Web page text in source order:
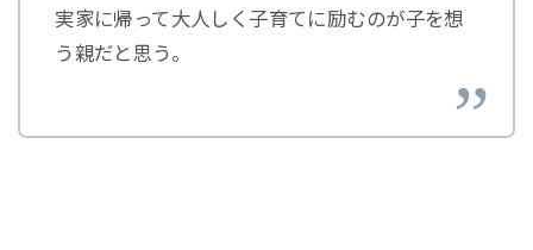
実家に帰って大人しく子育てに励むのが子を想
う親だと思う。